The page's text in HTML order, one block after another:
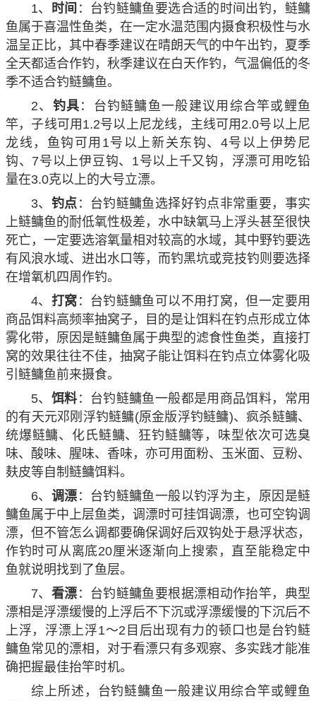
1、 时间 ：台钓鲢鳙鱼要选合适的时间出钓，鲢鳙
鱼属于喜温性鱼类，在一定水温范围内摄食积极性与水
温呈正比，其中春季建议在晴朗天气的中午出钓，夏季
全天都适合作钓，秋季建议在白天作钓，气温偏低的冬
季不适合钓鲢鳙鱼。
2、 钓具 ：台钓鲢鳙鱼一般建议用综合竿或鲤鱼
竿，子线可用1.2号以上尼龙线，主线可用2.0号以上尼
龙线，鱼钩可用1号以上新关东钩、4号以上伊势尼
钩、7号以上伊豆钩、1号以上千又钩，浮漂可用吃铅
量在3.0克以上的大号立漂。
3、 钓点 ：台钓鲢鳙鱼选择好钓点非常重要，事实
上鲢鳙鱼的耐低氧性极差，水中缺氧马上浮头甚至很快
死亡，一定要选溶氧量相对较高的水域，其中野钓要选
有风浪水域、进出水口等，而钓黑坑或竞技钓则要选择
在增氧机四周作钓。
4、 打窝 ：台钓鲢鳙鱼可以不用打窝，但一定要用
商品饵料高频率抽窝子，目的是让饵料在钓点形成立体
雾化带，原因是鲢鳙鱼属于典型的滤食性鱼类，直接打
窝的效果往往不佳，抽窝子能让饵料在钓点立体雾化吸
引鲢鳙鱼前来摄食。
5、 饵料：台钓鲢鳙鱼一般都是用商品饵料，常用
的有天元邓刚浮钓鲢鳙(原金版浮钓鲢鳙)、疯杀鲢鳙、
统爆鲢鳙、化氏鲢鳙、狂钓鲢鳙等，味型依次可选臭
味、酸味、腥味、香味，亦可用面粉、玉米面、豆粉、
麸皮等自制鲢鳙饵料。
6、 调漂 ：台钓鲢鳙鱼一般以钓浮为主，原因是鲢
鳙鱼属于中上层鱼类，调漂时可挂饵调漂，也可空钩调
漂，但不管怎么调都要确保调好后双钩处于悬浮状态，
作钓时可从离底20厘米逐渐向上搜索，直至能稳定中
鱼就说明找到了鱼层。
7、 看漂 ：台钓鲢鳙鱼要根据漂相动作抬竿，典型
漂相是浮漂缓慢的上浮后不下沉或浮漂缓慢的下沉后不
上浮，浮漂上浮1～2目后出现有力的顿口也是台钓鲢
鳙鱼常见的漂相，对于看漂只有多观察、多实践才能准
确把握最佳抬竿时机。
综上所述，台钓鲢鳙鱼一般建议用综合竿或鲤鱼